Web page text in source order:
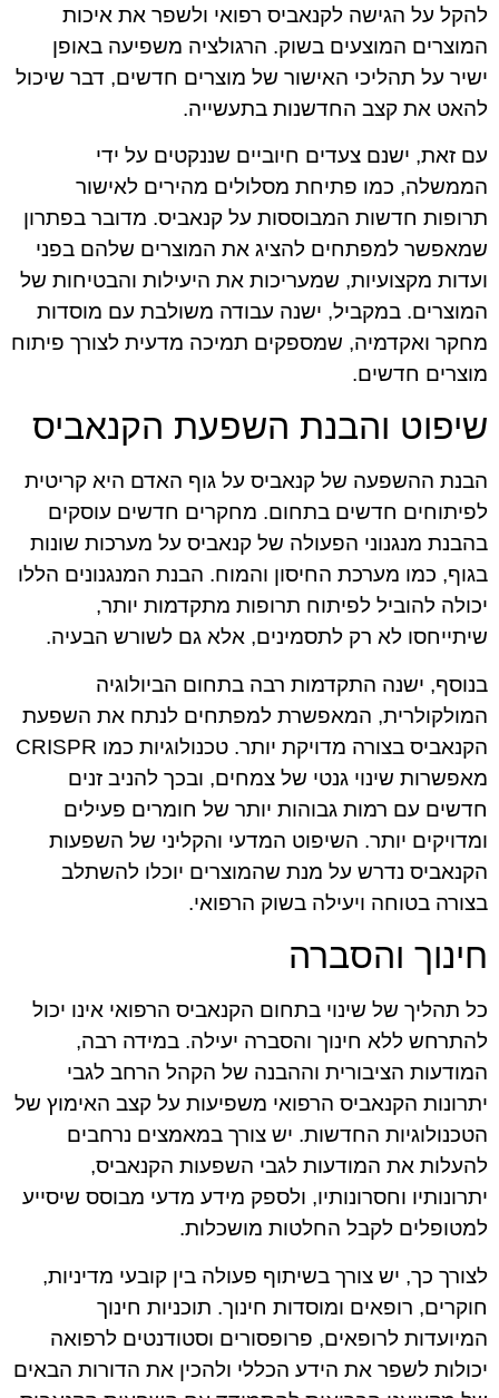
להקל על הגישה לקנאביס רפואי ולשפר את איכות
המוצרים המוצעים בשוק. הרגולציה משפיעה באופן
ישיר על תהליכי האישור של מוצרים חדשים, דבר שיכול
להאט את קצב החדשנות בתעשייה.
עם זאת, ישנם צעדים חיוביים שננקטים על ידי
הממשלה, כמו פתיחת מסלולים מהירים לאישור
תרופות חדשות המבוססות על קנאביס. מדובר בפתרון
שמאפשר למפתחים להציג את המוצרים שלהם בפני
ועדות מקצועיות, שמעריכות את היעילות והבטיחות של
המוצרים. במקביל, ישנה עבודה משולבת עם מוסדות
מחקר ואקדמיה, שמספקים תמיכה מדעית לצורך פיתוח
מוצרים חדשים.
שיפוט והבנת השפעת הקנאביס
הבנת ההשפעה של קנאביס על גוף האדם היא קריטית
לפיתוחים חדשים בתחום. מחקרים חדשים עוסקים
בהבנת מנגנוני הפעולה של קנאביס על מערכות שונות
בגוף, כמו מערכת החיסון והמוח. הבנת המנגנונים הללו
יכולה להוביל לפיתוח תרופות מתקדמות יותר,
שיתייחסו לא רק לתסמינים, אלא גם לשורש הבעיה.
בנוסף, ישנה התקדמות רבה בתחום הביולוגיה
המולקולרית, המאפשרת למפתחים לנתח את השפעת
הקנאביס בצורה מדויקת יותר. טכנולוגיות כמו CRISPR
מאפשרות שינוי גנטי של צמחים, ובכך להניב זנים
חדשים עם רמות גבוהות יותר של חומרים פעילים
ומדויקים יותר. השיפוט המדעי והקליני של השפעות
הקנאביס נדרש על מנת שהמוצרים יוכלו להשתלב
בצורה בטוחה ויעילה בשוק הרפואי.
חינוך והסברה
כל תהליך של שינוי בתחום הקנאביס הרפואי אינו יכול
להתרחש ללא חינוך והסברה יעילה. במידה רבה,
המודעות הציבורית וההבנה של הקהל הרחב לגבי
יתרונות הקנאביס הרפואי משפיעות על קצב האימוץ של
הטכנולוגיות החדשות. יש צורך במאמצים נרחבים
להעלות את המודעות לגבי השפעות הקנאביס,
יתרונותיו וחסרונותיו, ולספק מידע מדעי מבוסס שיסייע
למטופלים לקבל החלטות מושכלות.
לצורך כך, יש צורך בשיתוף פעולה בין קובעי מדיניות,
חוקרים, רופאים ומוסדות חינוך. תוכניות חינוך
המיועדות לרופאים, פרופסורים וסטודנטים לרפואה
יכולות לשפר את הידע הכללי ולהכין את הדורות הבאים